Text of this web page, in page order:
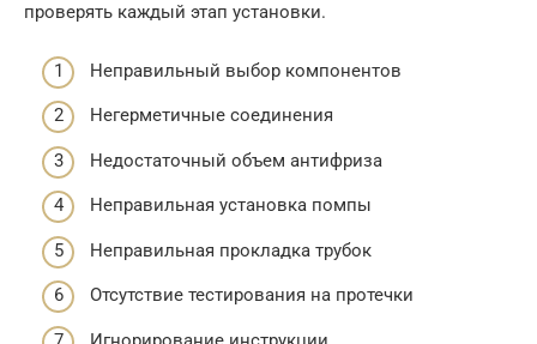
проверять каждый этап установки.
Неправильный выбор компонентов
Негерметичные соединения
Недостаточный объем антифриза
Неправильная установка помпы
Неправильная прокладка трубок
Отсутствие тестирования на протечки